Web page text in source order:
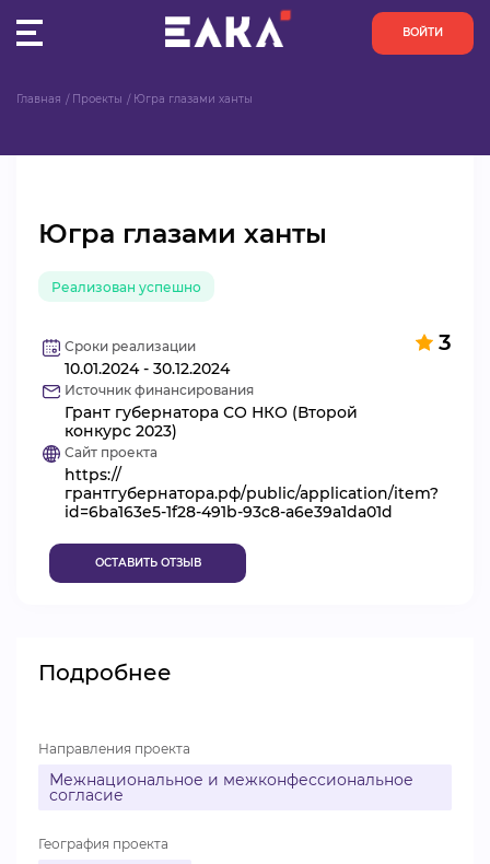
ВОЙТИ
ОРГАНИЗАЦИИ
АКТИВИСТЫ
ПРОЕКТЫ
АНАЛИТИКА
БАЗА ЗНАНИЙ
ВИДЕОКУРСЫ
Главная Проекты Югра глазами ханты
Югра глазами ханты
Реализован успешно
3
Сроки реализации
10.01.2024 - 30.12.2024
Источник финансирования
Грант губернатора СО НКО (Второй
конкурс 2023)
Сайт проекта
https://
грантгубернатора.рф/public/application/item?
id=6ba163e5-1f28-491b-93c8-a6e39a1da01d
ОСТАВИТЬ ОТЗЫВ
Подробнее
Направления проекта
Межнациональное и межконфессиональное
согласие
География проекта